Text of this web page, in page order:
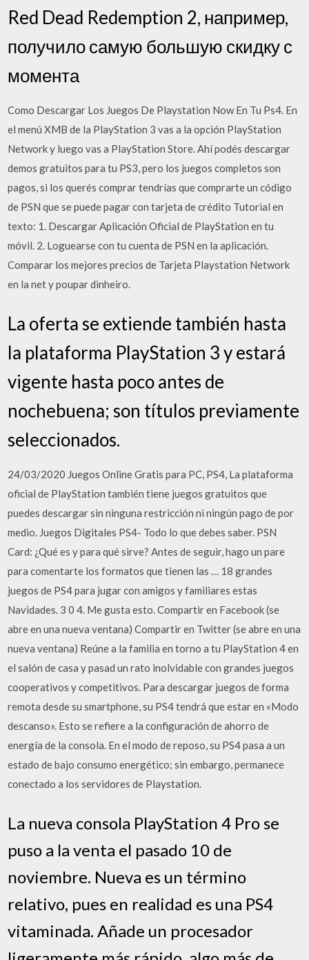
Red Dead Redemption 2, например,
получило самую большую скидку с
момента
Como Descargar Los Juegos De Playstation Now En Tu Ps4. En
el menú XMB de la PlayStation 3 vas a la opción PlayStation
Network y luego vas a PlayStation Store. Ahí podés descargar
demos gratuitos para tu PS3, pero los juegos completos son
pagos, si los querés comprar tendrías que comprarte un código
de PSN que se puede pagar con tarjeta de crédito Tutorial en
texto: 1. Descargar Aplicación Oficial de PlayStation en tu
móvil. 2. Loguearse con tu cuenta de PSN en la aplicación.
Comparar los mejores precios de Tarjeta Playstation Network
en la net y poupar dinheiro.
La oferta se extiende también hasta
la plataforma PlayStation 3 y estará
vigente hasta poco antes de
nochebuena; son títulos previamente
seleccionados.
24/03/2020 Juegos Online Gratis para PC, PS4, La plataforma
oficial de PlayStation también tiene juegos gratuitos que
puedes descargar sin ninguna restricción ni ningún pago de por
medio. Juegos Digitales PS4- Todo lo que debes saber. PSN
Card: ¿Qué es y para qué sirve? Antes de seguir, hago un pare
para comentarte los formatos que tienen las … 18 grandes
juegos de PS4 para jugar con amigos y familiares estas
Navidades. 3 0 4. Me gusta esto. Compartir en Facebook (se
abre en una nueva ventana) Compartir en Twitter (se abre en una
nueva ventana) Reúne a la familia en torno a tu PlayStation 4 en
el salón de casa y pasad un rato inolvidable con grandes juegos
cooperativos y competitivos. Para descargar juegos de forma
remota desde su smartphone, su PS4 tendrá que estar en «Modo
descanso». Esto se refiere a la configuración de ahorro de
energía de la consola. En el modo de reposo, su PS4 pasa a un
estado de bajo consumo energético; sin embargo, permanece
conectado a los servidores de Playstation.
La nueva consola PlayStation 4 Pro se
puso a la venta el pasado 10 de
noviembre. Nueva es un término
relativo, pues en realidad es una PS4
vitaminada. Añade un procesador